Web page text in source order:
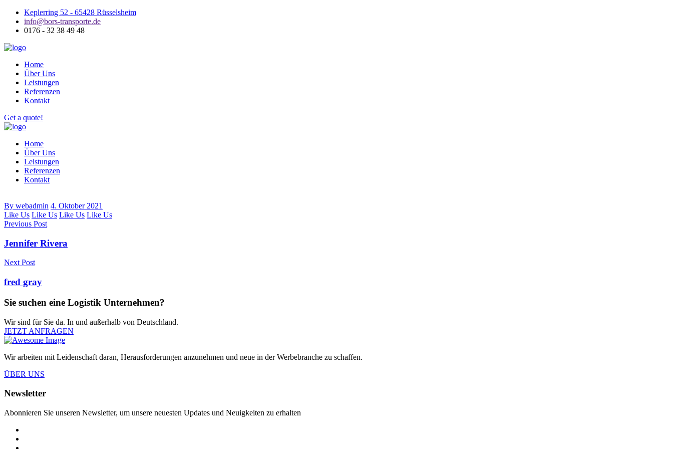
Keplerring 52 - 65428 Rüsselsheim
info@bors-transporte.de
0176 - 32 38 49 48
Home
Über Uns
Leistungen
Referenzen
Kontakt
Get a quote!
Home
Über Uns
Leistungen
Referenzen
Kontakt
By webadmin 4. Oktober 2021
Like Us Like Us Like Us Like Us
Previous Post
Jennifer Rivera
Next Post
fred gray
Sie suchen eine Logistik Unternehmen?
Wir sind für Sie da. In und außerhalb von Deutschland.
JETZT ANFRAGEN
Wir arbeiten mit Leidenschaft daran, Herausforderungen anzunehmen und neue in der Werbebranche zu schaffen.
ÜBER UNS
Newsletter
Abonnieren Sie unseren Newsletter, um unsere neuesten Updates und Neuigkeiten zu erhalten